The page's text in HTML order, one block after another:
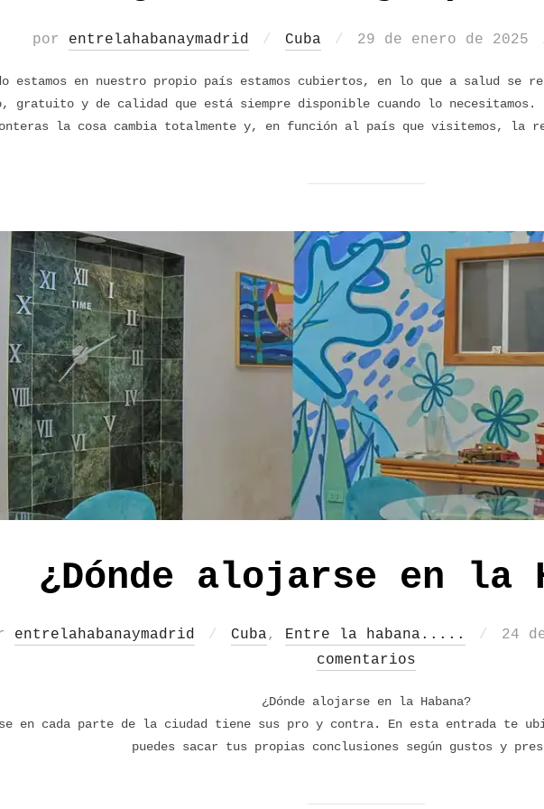
por entrelahabanaymadrid Cuba
Publicado
29 de enero de 2025
estamos en nuestro propio país estamos cubiertos, en lo que a salud
gratuito y de calidad que está siempre disponible cuando lo necesitamos.
la cosa cambia totalmente y, en función al país que visitemos, la
¿Dónde alojarse en la
entrelahabanaymadrid Cuba, Entre la habana..... 24
comentarios
¿Dónde alojarse en la Habana?
en cada parte de la ciudad tiene sus pro y contra. En esta entrada te
puedes sacar tus propias conclusiones según gustos y